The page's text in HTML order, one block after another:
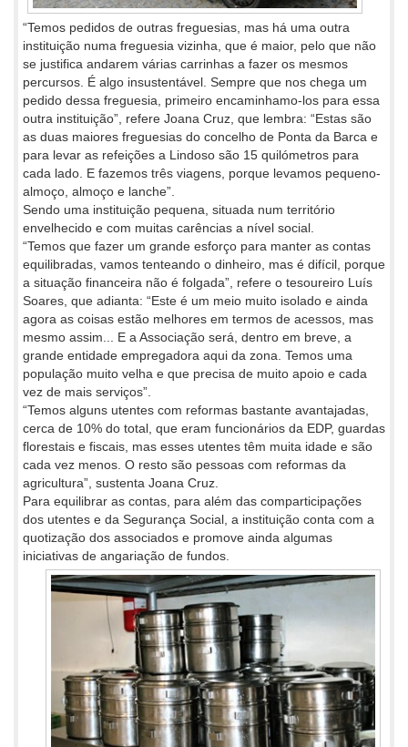
“Temos pedidos de outras freguesias, mas há uma outra
instituição numa freguesia vizinha, que é maior, pelo que não
se justifica andarem várias carrinhas a fazer os mesmos
percursos. É algo insustentável. Sempre que nos chega um
pedido dessa freguesia, primeiro encaminhamo-los para essa
outra instituição”, refere Joana Cruz, que lembra: “Estas são
as duas maiores freguesias do concelho de Ponta da Barca e
para levar as refeições a Lindoso são 15 quilómetros para
cada lado. E fazemos três viagens, porque levamos pequeno-
almoço, almoço e lanche”.
Sendo uma instituição pequena, situada num território
envelhecido e com muitas carências a nível social.
“Temos que fazer um grande esforço para manter as contas
equilibradas, vamos tenteando o dinheiro, mas é difícil, porque
a situação financeira não é folgada”, refere o tesoureiro Luís
Soares, que adianta: “Este é um meio muito isolado e ainda
agora as coisas estão melhores em termos de acessos, mas
mesmo assim... E a Associação será, dentro em breve, a
grande entidade empregadora aqui da zona. Temos uma
população muito velha e que precisa de muito apoio e cada
vez de mais serviços”.
“Temos alguns utentes com reformas bastante avantajadas,
cerca de 10% do total, que eram funcionários da EDP, guardas
florestais e fiscais, mas esses utentes têm muita idade e são
cada vez menos. O resto são pessoas com reformas da
agricultura”, sustenta Joana Cruz.
Para equilibrar as contas, para além das comparticipações
dos utentes e da Segurança Social, a instituição conta com a
quotização dos associados e promove ainda algumas
iniciativas de angariação de fundos.